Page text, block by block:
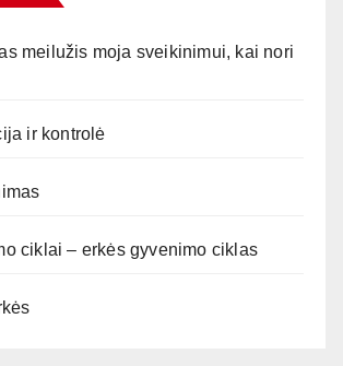
meilužis moja sveikinimui, kai nori
ir kontrolė
ciklai – erkės gyvenimo ciklas